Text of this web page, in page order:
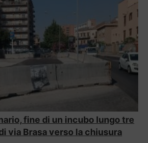
fine di un incubo lungo tre
via Brasa verso la chiusura